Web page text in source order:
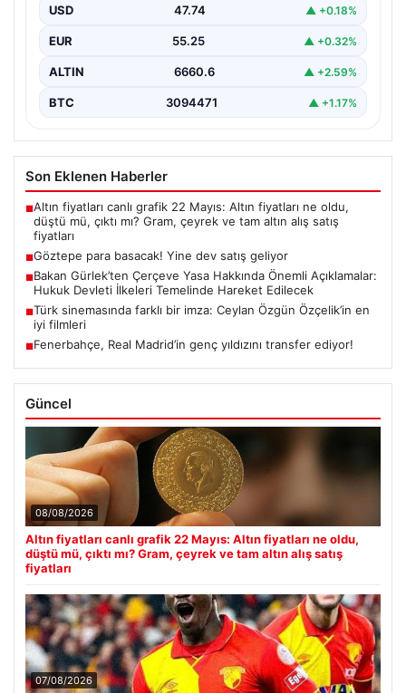
Edilecek
Adalet Bakanı Akın Gürlek, terörle mücadelede yeni bir
dönemi başlatacak çerçeve yasanın yürürlüğe
girmesiyle…
USD 47.74 ▲ +0.18%
EUR 55.25 ▲ +0.32%
ALTIN 6660.6 ▲ +2.59%
BTC 3094471 ▲ +1.17%
Son Eklenen Haberler
■Altın fiyatları canlı grafik 22 Mayıs: Altın fiyatları ne oldu,
düştü mü, çıktı mı? Gram, çeyrek ve tam altın alış satış
fiyatları
■Göztepe para basacak! Yine dev satış geliyor
■Bakan Gürlek’ten Çerçeve Yasa Hakkında Önemli Açıklamalar:
Hukuk Devleti İlkeleri Temelinde Hareket Edilecek
■Türk sinemasında farklı bir imza: Ceylan Özgün Özçelik’in en
iyi filmleri
■Fenerbahçe, Real Madrid’in genç yıldızını transfer ediyor!
Güncel
08/08/2026
Altın fiyatları canlı grafik 22 Mayıs: Altın fiyatları ne oldu,
düştü mü, çıktı mı? Gram, çeyrek ve tam altın alış satış
fiyatları
07/08/2026